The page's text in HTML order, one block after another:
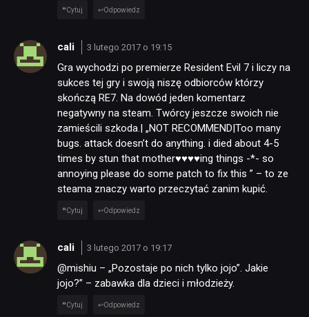
NEWSY
RECENZJE
PUBLICYSTYKA
KULTURA
RETRO
Cytuj Odpowiedz
cali 3 lutego 2017 o 19:15
Gra wychodzi po premierze Resident Evil 7 i liczy na
sukces tej gry i swoją niszę odbiorców którzy
skończą RE7. Na dowód jeden komentarz
negatywny na steam. Twórcy jeszcze swoich nie
zamieścili szkoda.| „NOT RECOMMEND|Too many
bugs. attack doesn’t do anything. i died about 4-5
times by stun that mother♥♥♥♥ing things -*- so
annoying please do some patch to fix this ” – to ze
steama znaczy warto przeczytać zanim kupić.
Cytuj Odpowiedz
cali 3 lutego 2017 o 19:17
@mishiu – „Pozostaje po nich tylko jojo”. Jakie
jojo?” – zabawka dla dzieci i młodzieży.
Cytuj Odpowiedz